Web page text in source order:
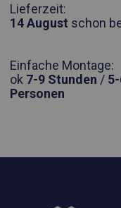
Lieferzeit:
14 August schon
Einfache Montage:
ok 7-9 Stunden /
Personen